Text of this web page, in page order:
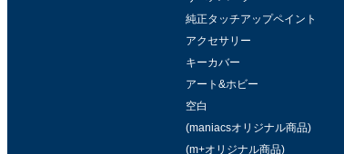
純正タッチアップペイント
アクセサリー
キーカバー
アート&ホビー
空白
(maniacsオリジナル商品)
(m+オリジナル商品)